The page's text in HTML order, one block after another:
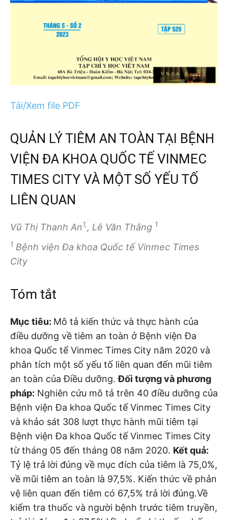
Tải/Xem file PDF
QUẢN LÝ TIÊM AN TOÀN TẠI BỆNH
VIỆN ĐA KHOA QUỐC TẾ VINMEC
TIMES CITY VÀ MỘT SỐ YẾU TỐ
LIÊN QUAN
Vũ Thị Thanh An1,, Lê Văn Thắng 1
1 Bệnh viện Đa khoa Quốc tế Vinmec Times
City
Tóm tắt
Mục tiêu: Mô tả kiến thức và thực hành của
điều dưỡng về tiêm an toàn ở Bệnh viện Đa
khoa Quốc tế Vinmec Times City năm 2020 và
phân tích một số yếu tố liên quan đến mũi tiêm
an toàn của Điều dưỡng.Đối tượng và phương
pháp: Nghiên cứu mô tả trên 40 điều dưỡng của
Bệnh viện Đa khoa Quốc tế Vinmec Times City
và khảo sát 308 lượt thực hành mũi tiêm tại
Bệnh viện Đa khoa Quốc tế Vinmec Times City
từ tháng 05 đến tháng 08 năm 2020. Kết quả:
Tỷ lệ trả lời đúng về mục đích của tiêm là 75,0%,
về mũi tiêm an toàn là 97,5%. Kiến thức về phản
vệ liên quan đến tiêm có 67,5% trả lời đúng.Về
kiểm tra thuốc và người bệnh trước tiêm truyền,